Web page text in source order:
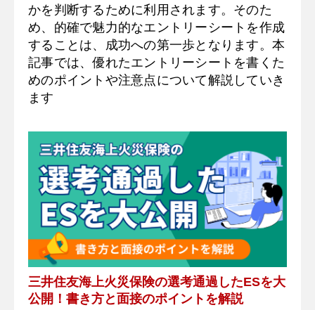
ーズに寄り添った提案をすることができると
考える。入社後は営業を通じて知
かを判断するために利用されます。そのた
め、的確で魅力的なエントリーシートを作成
することは、成功への第一歩となります。本
記事では、優れたエントリーシートを書くた
めのポイントや注意点について解説していき
ます
三井住友海上火災保険の選考通過したESを大
公開！書き方と面接のポイントを解説